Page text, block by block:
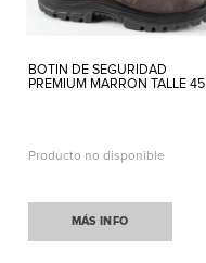
BOTIN DE SEGURIDAD
PREMIUM MARRON TALLE 45
Producto no disponible
MÁS INFO